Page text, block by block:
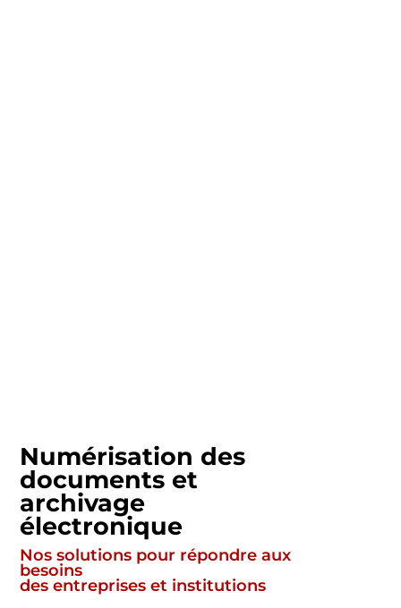
Numérisation des
documents et
archivage
électronique
Nos solutions pour répondre aux
besoins
des entreprises et institutions